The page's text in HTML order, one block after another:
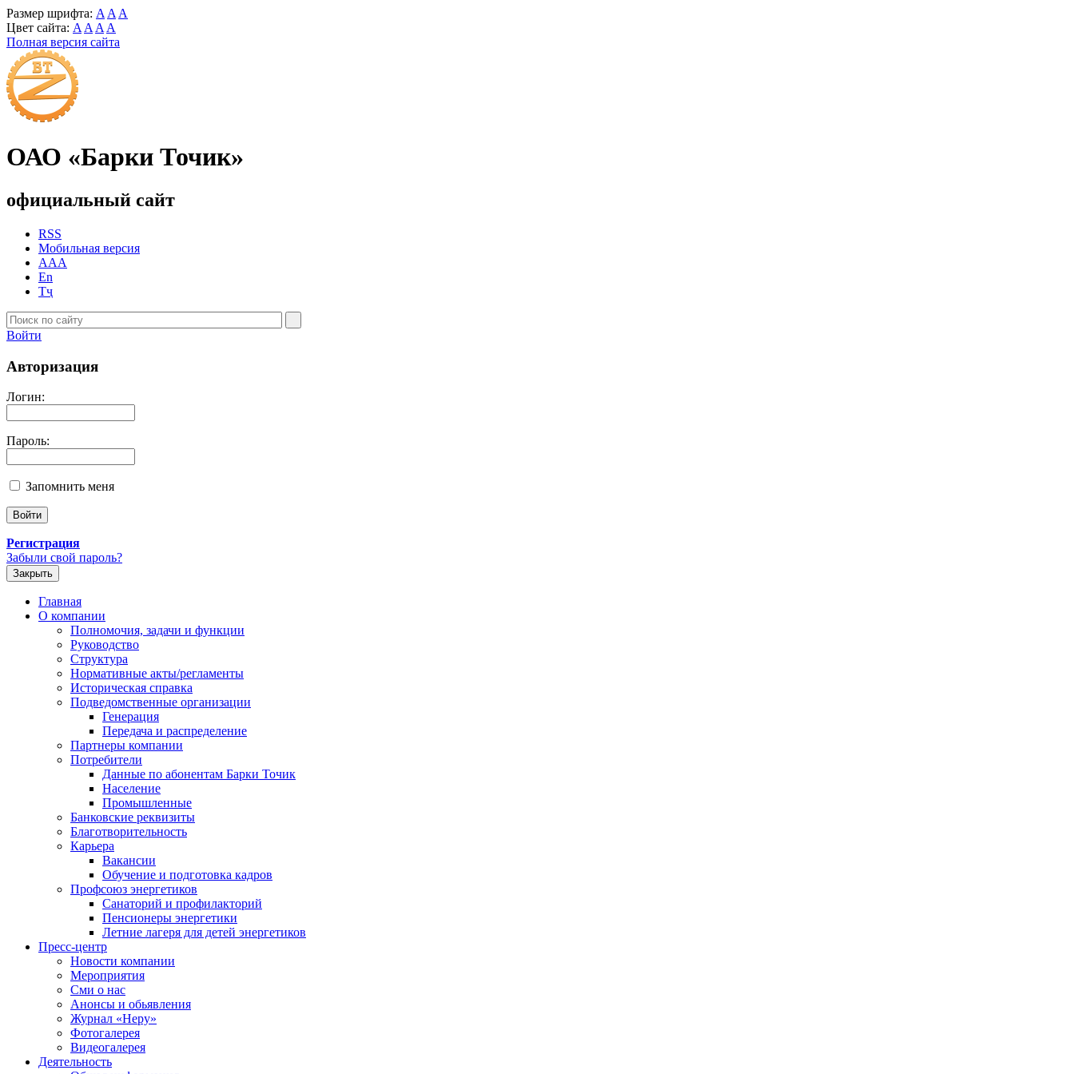
Размер шрифта: A A A
Цвет сайта: A A A A
Полная версия сайта
ОАО «Барки Точик»
официальный сайт
RSS
Мобильная версия
AAA
En
Тҷ
Войти
Авторизация
Логин:
Пароль:
Запомнить меня
Регистрация
Забыли свой пароль?
Закрыть
Главная
О компании
Полномочия, задачи и функции
Руководство
Структура
Нормативные акты/регламенты
Историческая справка
Подведомственные организации
Генерация
Передача и распределение
Партнеры компании
Потребители
Данные по абонентам Барки Точик
Население
Промышленные
Банковские реквизиты
Благотворительность
Карьера
Вакансии
Обучение и подготовка кадров
Профсоюз энергетиков
Санаторий и профилакторий
Пенсионеры энергетики
Летние лагеря для детей энергетиков
Пресс-центр
Новости компании
Мероприятия
Сми о нас
Анонсы и обьявления
Журнал «Неру»
Фотогалерея
Видеогалерея
Деятельность